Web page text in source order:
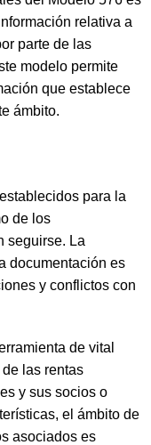
relativa a
parte de las
modelo permite
que establece
ámbito.
para la
de los
seguirse. La
documentación es
y conflictos con
de vital
las rentas
y sus socios o
el ámbito de
asociados es